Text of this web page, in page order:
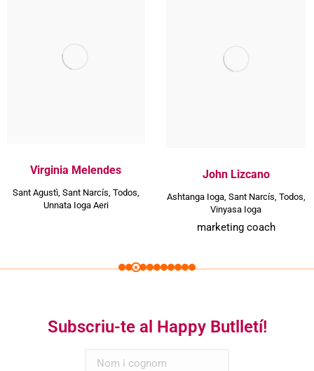
Virginia Melendes
Sant Agustì, Sant Narcís Todos
Unnata Ioga Aeri
John Lizcano
Ashtanga Ioga, Sant Narcís Todos
Vinyasa Ioga
marketing coach
Subscriu-te al Happy Butlletí!